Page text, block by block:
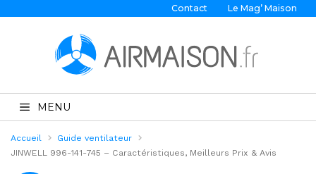
Contact Le Mag’ Maison
MENU
Accueil
Guide ventilateur
JINWELL 996-141-745 – Caractéristiques, Meilleurs Prix & Avis